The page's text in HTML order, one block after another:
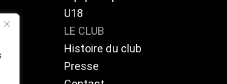
U18
LE CLUB
Histoire du club
Presse